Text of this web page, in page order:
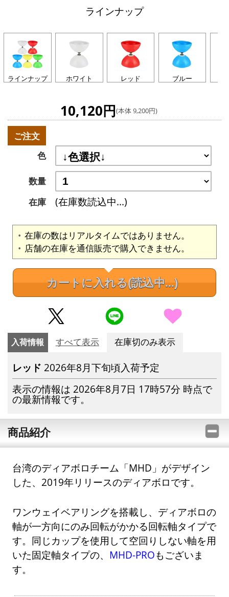
ラインナップ
ラインナップ ホワイト レッド ブルー
10,120円(本体 9,200円)
ご注文
色
数量
在庫
(在庫数読込中...)
在庫の数はリアルタイムではありません。
店舗の在庫を通信販売で購入できません。
カートに入れる(読込中...)
入荷情報 すべて表示 在庫切のみ表示
レッド 2026年8月下旬頃入荷予定
表示の情報は 2026年8月7日 17時57分 時点で
の最新情報です。
商品紹介
台湾のディアボロチーム「MHD」がデザイン
した、2019年リリースのディアボロです。
ワンウェイベアリングを搭載し、ディアボロの
軸が一方向にのみ回転がかかる回転軸タイプで
す。同じカップを使用して空回りしない軸を用
いた固定軸タイプの、 MHD-PROもございま
す。